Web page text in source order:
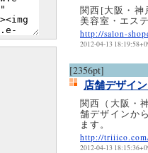
関西[大阪・神
美容室・エス
http://salon-
2012-04-13
[2356pt]
店舗デザイ
関西（大阪・
舗デザインか
ます。
http://
2012-04-13